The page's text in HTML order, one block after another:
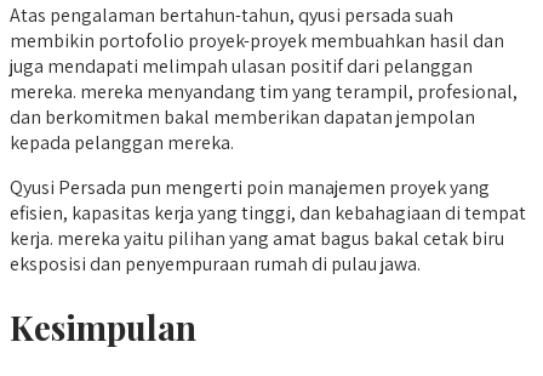
Atas pengalaman bertahun-tahun, qyusi persada suah
membikin portofolio proyek-proyek membuahkan hasil dan
juga mendapati melimpah ulasan positif dari pelanggan
mereka. mereka menyandang tim yang terampil, profesional,
dan berkomitmen bakal memberikan dapatan jempolan
kepada pelanggan mereka.
Qyusi Persada pun mengerti poin manajemen proyek yang
efisien, kapasitas kerja yang tinggi, dan kebahagiaan di tempat
kerja. mereka yaitu pilihan yang amat bagus bakal cetak biru
eksposisi dan penyempuraan rumah di pulau jawa.
Kesimpulan